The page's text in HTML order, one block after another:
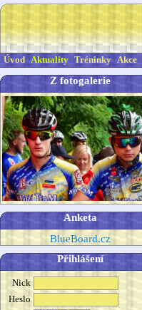
Úvod Aktuality Tréninky Akce
Z fotogalerie
Anketa
BlueBoard.cz
Přihlášení
Nick
Heslo